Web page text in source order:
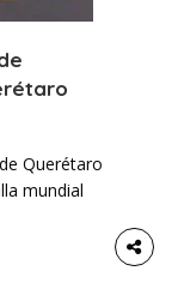
Querétaro
mundial
de México